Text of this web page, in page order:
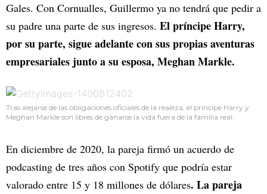
Gales. Con Cornualles, Guillermo ya no tendrá que pedir a
su padre una parte de sus ingresos. El príncipe Harry,
por su parte, sigue adelante con sus propias aventuras
empresariales junto a su esposa, Meghan Markle.
Tras alejarse de las obligaciones oficiales de la realeza, el príncipe Harry y
Meghan Markle son libres de ganarse la vida fuera de la familia real.
En diciembre de 2020, la pareja firmó un acuerdo de
podcasting de tres años con Spotify que podría estar
valorado entre 15 y 18 millones de dólares. La pareja